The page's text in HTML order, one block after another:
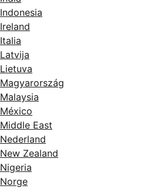
Indonesia
Ireland
Italia
Latvija
Lietuva
Magyarország
Malaysia
México
Middle East
Nederland
New Zealand
Nigeria
Norge